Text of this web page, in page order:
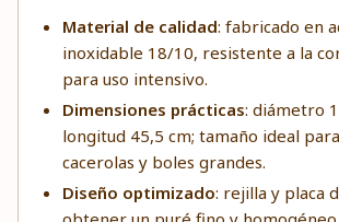
Material de calidad: fabricado en
inoxidable 18/10, resistente a la
para uso intensivo.
Dimensiones prácticas: diámetro
longitud 45,5 cm; tamaño ideal
cacerolas y boles grandes.
Diseño optimizado: rejilla y placa